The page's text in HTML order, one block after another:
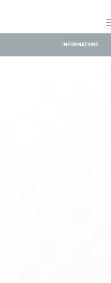
INFORMATIONS